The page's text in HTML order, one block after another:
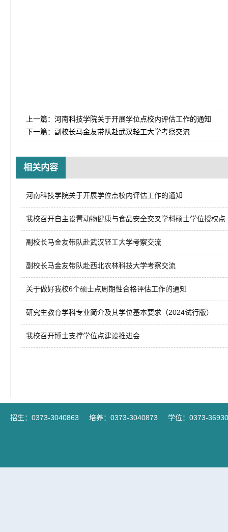
上一篇： 河南科技学院关于开展学位点校内评估工作的通知
下一篇： 副校长马金友带队赴武汉轻工大学考察交流
相关内容
河南科技学院关于开展学位点校内评估工作的通知
我校召开自主设置动物健康与食品安全交叉学科硕士学位授权点
副校长马金友带队赴武汉轻工大学考察交流
副校长马金友带队赴西北农林科技大学考察交流
关于做好我校6个硕士点周期性合格评估工作的通知
研究生教育学科专业简介及其学位基本要求（2024试行版）
我校召开博士支撑学位点建设推进会
招生：0373-3040863 培养：0373-3040873 学位：0373-